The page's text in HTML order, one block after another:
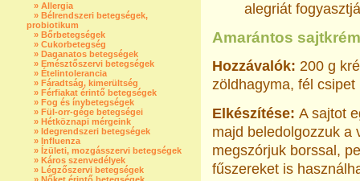
» Allergia
» Bélrendszeri betegségek,
probiotikum
» Bőrbetegségek
» Cukorbetegség
» Daganatos betegségek
» Emésztőszervi betegségek
» Ételintolerancia
» Fáradtság, kimerültség
» Férfiakat érintő betegségek
» Fog és ínybetegségek
» Fül-orr-gége betegségei
» Hétköznapi mérgeink
» Idegrendszeri betegségek
» Influenza
» Ízületi, mozgásszervi betegségek
» Káros szenvedélyek
» Légzőszervi betegségek
alegriát
Amarántos sajtkrém
Hozzávalók: 200 g
zöldhagyma, fél
Elkészítése: A sajtot
majd beledolgozzuk a
megszórjuk borssal,
fűszereket is